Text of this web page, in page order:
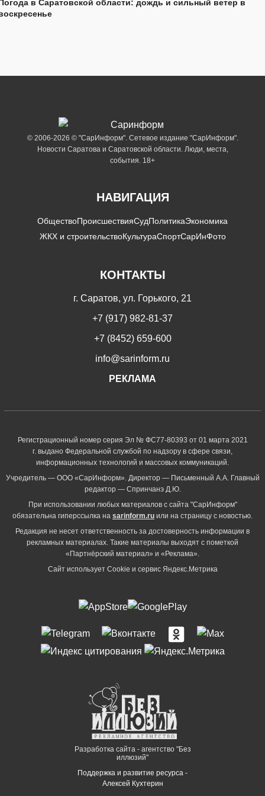
в Саратовской области: дождь и сильный ветер в
© 2006-2026 © "СарИнформ". Сетевое издание "СарИнформ".
Новости Саратова и Саратовской области. Люди, места,
события. 18+
НАВИГАЦИЯ
ОбществоПроисшествияСудПолитикаЭкономика
ЖКХ и строительствоКультураСпортСарИнФото
КОНТАКТЫ
г. Саратов, ул. Горького, 21
+7 (917) 982-81-37
+7 (8452) 659-600
info@sarinform.ru
РЕКЛАМА
Регистрационный номер серия Эл № ФС77-80393 от 01 марта 2021
г. выдано Федеральной службой по надзору в сфере связи,
информационных технологий и массовых коммуникаций.
Учредитель — ООО «СарИнформ». Директор — Письменный А.А. Главный
редактор — Спринчанэ Д.Ю.
При использовании любых материалов с сайта "СарИнформ"
обязательна гиперссылка на sarinform.ru или на страницу с новостью.
Редакция не несет ответственность за достоверность информации в
рекламных материалах. Такие материалы выходят с пометкой
«Партнёрский материал» и «Реклама».
Сайт использует Cookie и сервиc Яндекс.Метрика
Разработка сайта - агентство "Без
иллюзий"
Поддержка и развитие ресурса -
Алексей Кухтерин